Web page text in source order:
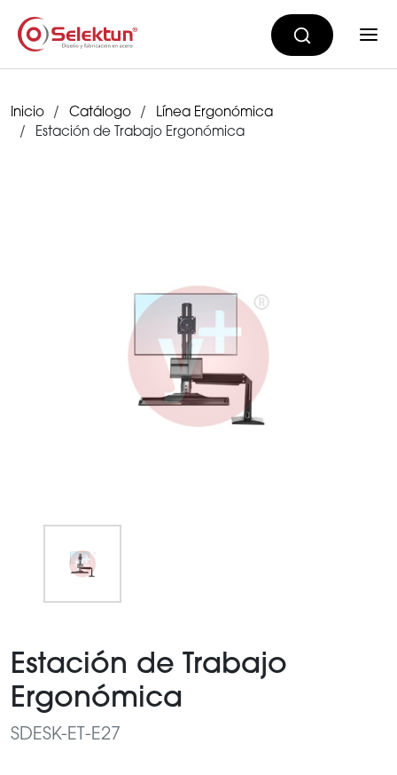
Inicio Catálogo
Línea Ergonómica
Estación de Trabajo Ergonómica
of
1
Estación de Trabajo
Ergonómica
SDESK-ET-E27